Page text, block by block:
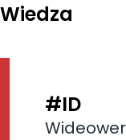
Wiedza
#ID